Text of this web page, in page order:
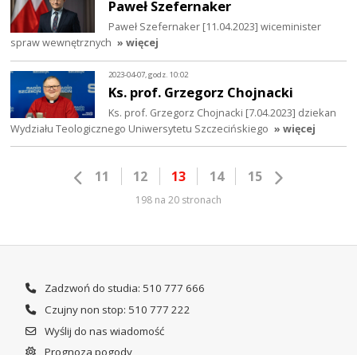
Paweł Szefernaker
Paweł Szefernaker [11.04.2023] wiceminister
spraw wewnętrznych » więcej
2023-04-07, godz. 10:02
Ks. prof. Grzegorz Chojnacki
Ks. prof. Grzegorz Chojnacki [7.04.2023] dziekan
Wydziału Teologicznego Uniwersytetu Szczecińskiego » więcej
11 12 13 14 15
198 na 20 stronach
Zadzwoń do studia: 510 777 666
Czujny non stop: 510 777 222
Wyślij do nas wiadomość
Prognoza pogody